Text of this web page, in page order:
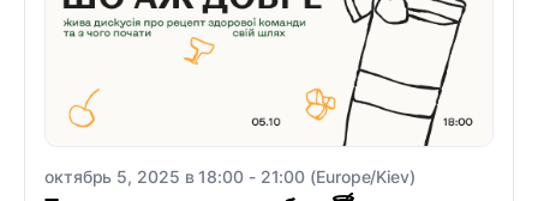
октябрь 5, 2025 в 18:00 - 21:00 (Europe/Kiev)